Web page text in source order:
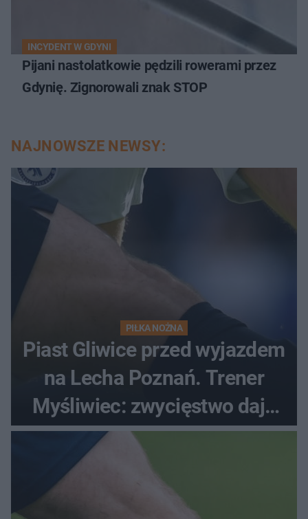
INCYDENT W GDYNI
Pijani nastolatkowie pędzili rowerami przez
Gdynię. Zignorowali znak STOP
NAJNOWSZE NEWSY:
PIŁKA NOŻNA
Piast Gliwice przed wyjazdem
na Lecha Poznań. Trener
Myśliwiec: zwycięstwo daje
satysfakcję